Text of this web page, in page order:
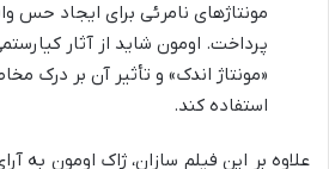
مونتاژهای نامرئی برای ایجاد حس
پرداخت. اومون شاید از آثار
«مونتاژ اندک» و تأثیر آن بر درک
استفاده کند.
علاوه بر این فیلم سازان، ژاک اومون به